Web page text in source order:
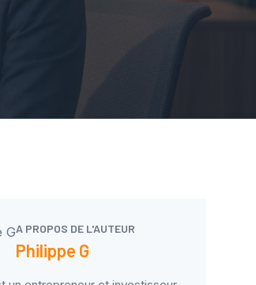
A PROPOS DE L'AUTEUR
Philippe G